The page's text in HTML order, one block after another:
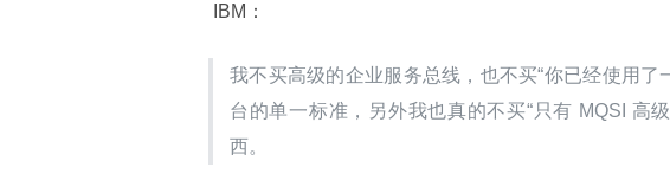
IBM：
我不买高级的企业服务总线，也不买“你已经使用
台的单一标准，另外我也真的不买“只有 MQSI 高
西。